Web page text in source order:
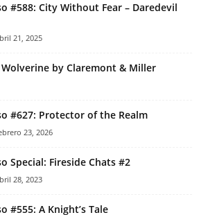
#588: City Without Fear – Daredevil
21, 2025
Wolverine by Claremont & Miller
#627: Protector of the Realm
23, 2026
Special: Fireside Chats #2
28, 2023
#555: A Knight’s Tale